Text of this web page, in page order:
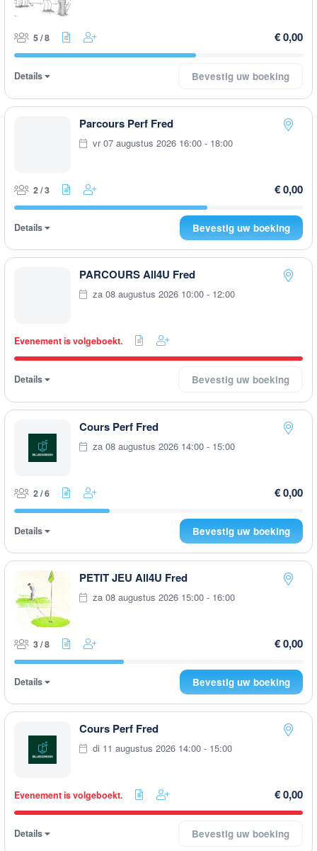
5 / 8 € 0,00
Details Bevestig uw boeking
Parcours Perf Fred
vr 07 augustus 2026 16:00 - 18:00
2 / 3 € 0,00
Details Bevestig uw boeking
PARCOURS All4U Fred
za 08 augustus 2026 10:00 - 12:00
Evenement is volgeboekt.
Details Bevestig uw boeking
Cours Perf Fred
za 08 augustus 2026 14:00 - 15:00
2 / 6 € 0,00
Details Bevestig uw boeking
PETIT JEU All4U Fred
za 08 augustus 2026 15:00 - 16:00
3 / 8 € 0,00
Details Bevestig uw boeking
Cours Perf Fred
di 11 augustus 2026 14:00 - 15:00
Evenement is volgeboekt. € 0,00
Details Bevestig uw boeking